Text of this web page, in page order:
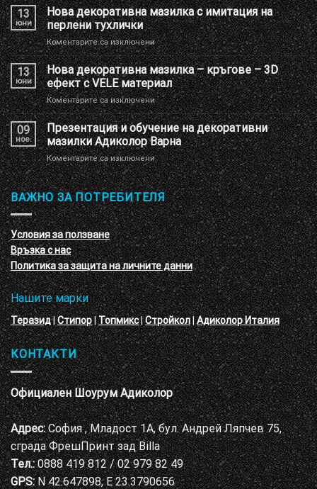
брандиране
на
Шоу
РУМ
Адиколор
13
юни
Нова декоративна мазилка с имитация на
перлени тухлички
Коментарите са изключениза
Нова
декоративна
мазилка
с
имитация
на
перлени
тухлички
13
юни
Нова декоративна мазилка – кръгове – 3D
ефект с VELE материал
Коментарите са изключениза
Нова
декоративна
мазилка
–
кръгове
–
3D
ефект
с
VELE
материал
09
ное.
Презентация и обучение на декоративни
мазилки Адиколор Варна
Коментарите са изключениза
Презентация
и
обучение
на
декоративни
мазилки
Адиколор
Варна
ВАЖНО ЗА ПОТРЕБИТЕЛЯ
Условия за ползване
Връзка с нас
Политика за защита на личните данни
Нашите марки
Теразид|Стипор|Топмикс|Стройкол|Адиколор Италия
КОНТАКТИ
Официален Шоурум Адиколор
Адрес:София , Младост 1А, бул. Андрей Ляпчев 75,
сграда ФрешПринт зад Billa
Тел.:0888 419 812 / 02 979 82 49
GPS:N 42.647898, E 23.3790656